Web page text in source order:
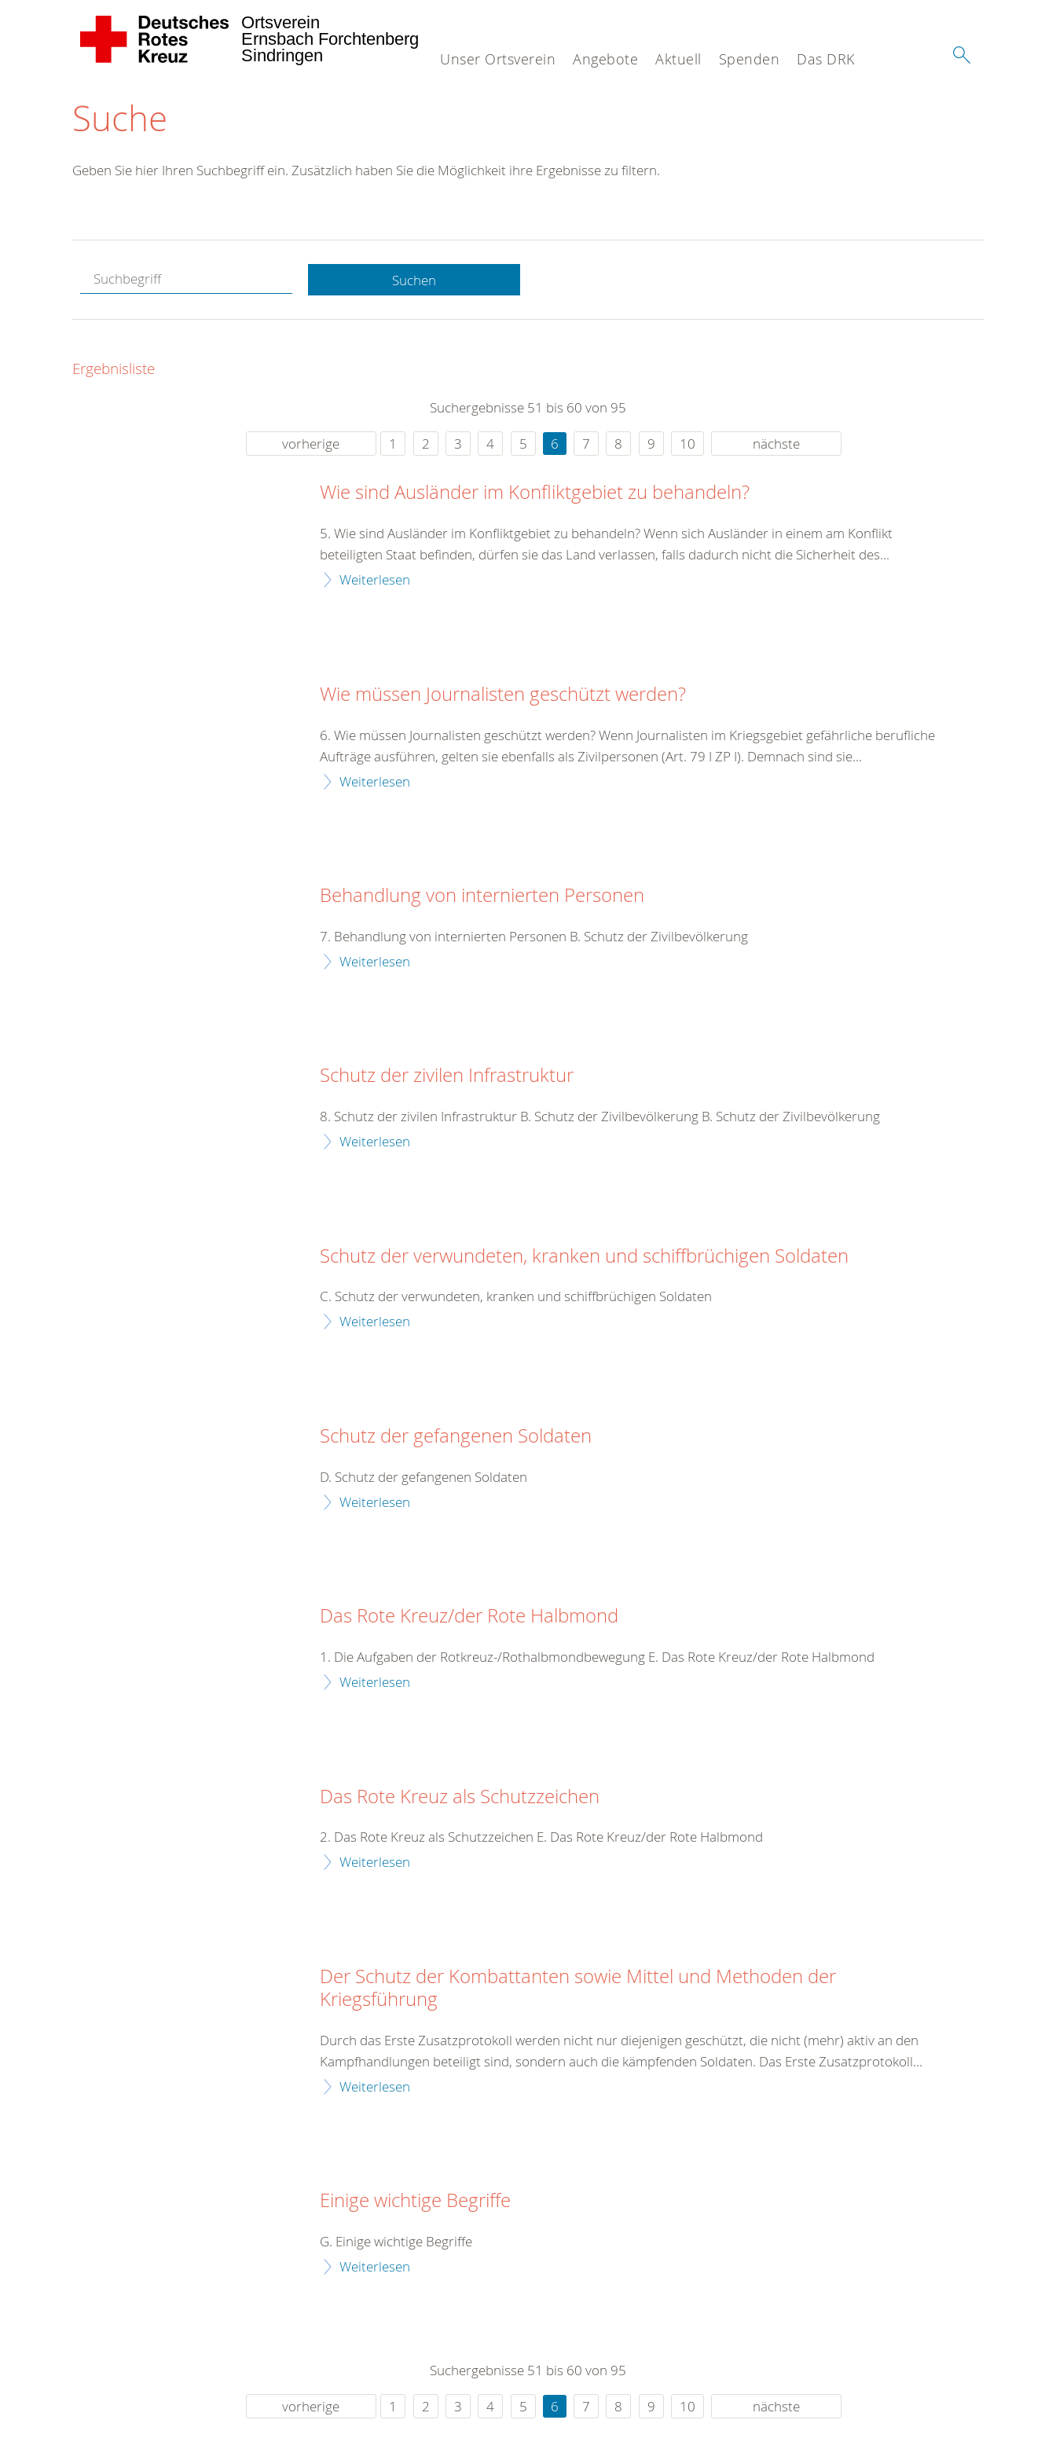
Unser Ortsverein Angebote Aktuell Spenden Das DRK
Ortsverein
Ernsbach Forchtenberg
Sindringen
Suche
Hotline.
gerne.
rund um die Uhr
Geben Sie hier Ihren Suchbegriff ein. Zusätzlich haben Sie die Möglichkeit ihre Ergebnisse zu filtern.
Suchen
Ergebnisliste
Suchergebnisse 51 bis 60 von 95
vorherige
1 2 3 4 5 6 7 8 9 10 nächste
Wie sind Ausländer im Konfliktgebiet zu behandeln?
5. Wie sind Ausländer im Konfliktgebiet zu behandeln? Wenn sich Ausländer in einem am Konflikt
beteiligten Staat befinden, dürfen sie das Land verlassen, falls dadurch nicht die Sicherheit des...
Weiterlesen
Wie müssen Journalisten geschützt werden?
6. Wie müssen Journalisten geschützt werden? Wenn Journalisten im Kriegsgebiet gefährliche berufliche
Aufträge ausführen, gelten sie ebenfalls als Zivilpersonen (Art. 79 I ZP I). Demnach sind sie...
Weiterlesen
Behandlung von internierten Personen
7. Behandlung von internierten Personen B. Schutz der Zivilbevölkerung
Weiterlesen
Schutz der zivilen Infrastruktur
8. Schutz der zivilen Infrastruktur B. Schutz der Zivilbevölkerung B. Schutz der Zivilbevölkerung
Weiterlesen
Schutz der verwundeten, kranken und schiffbrüchigen Soldaten
C. Schutz der verwundeten, kranken und schiffbrüchigen Soldaten
Weiterlesen
Schutz der gefangenen Soldaten
D. Schutz der gefangenen Soldaten
Weiterlesen
Das Rote Kreuz/der Rote Halbmond
1. Die Aufgaben der Rotkreuz-/Rothalbmondbewegung E. Das Rote Kreuz/der Rote Halbmond
Weiterlesen
Das Rote Kreuz als Schutzzeichen
2. Das Rote Kreuz als Schutzzeichen E. Das Rote Kreuz/der Rote Halbmond
Weiterlesen
Der Schutz der Kombattanten sowie Mittel und Methoden der
Kriegsführung
Durch das Erste Zusatzprotokoll werden nicht nur diejenigen geschützt, die nicht (mehr) aktiv an den
Kampfhandlungen beteiligt sind, sondern auch die kämpfenden Soldaten. Das Erste Zusatzprotokoll...
Weiterlesen
Einige wichtige Begriffe
G. Einige wichtige Begriffe
Weiterlesen
Suchergebnisse 51 bis 60 von 95
vorherige
1 2 3 4 5 6 7 8 9 10 nächste